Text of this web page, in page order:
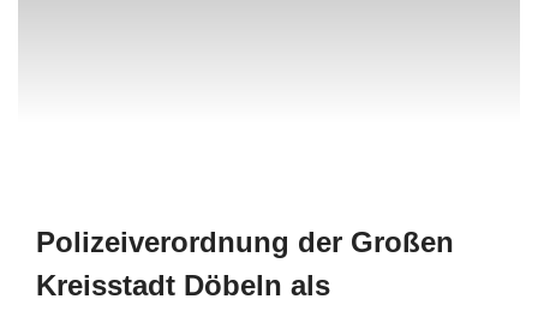
Polizeiverordnung der Großen
Kreisstadt Döbeln als